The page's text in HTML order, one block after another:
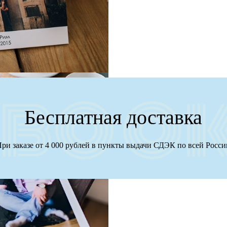
Бесплатная доставка
заказе от 4 000 рублей в пункты выдачи СДЭК по всей